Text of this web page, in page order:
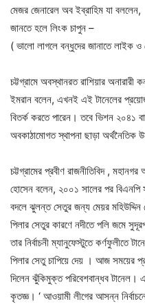
মেজর জেনারেল অব ইব্রাহিম যা বললেন,
জানতে হলে লিংক চাপুন –
( ভালো লাগলে বন্ধুদের জানাতে লাইক
চট্টগ্রামে অবস্থানরত রাশিয়ার
ইমরান বলেন, এখনই এই টানেলের
বিতর্ক করতে পারেন। তবে ভিশন ২০৪১
অবকাঠামোগত স্থাপনা ছাড়া
চট্টগ্রামের প্রবীণ রাজনীতিবিদ ,
হোসেন বলেন, ২০০১ সালের পর বিএনপি
বদলে ঝুলন্ত সেতুর জন্য মেয়র মহিউদ্দিন
পিলার সেতুর কারণে নদীতে পলি জমে
তার নির্বাচনী ম্যানুফেস্টুতে কর্ণফুলীতে
পিলার সেতু চাপিয়ে দেয় । আজ সময়ের
দিলেন ঝুঁকিমুক্ত পরিবেশবান্ধব টানেল।
কৃতজ্ঞ। ‘ আওয়ামী লীগের আসন্ন